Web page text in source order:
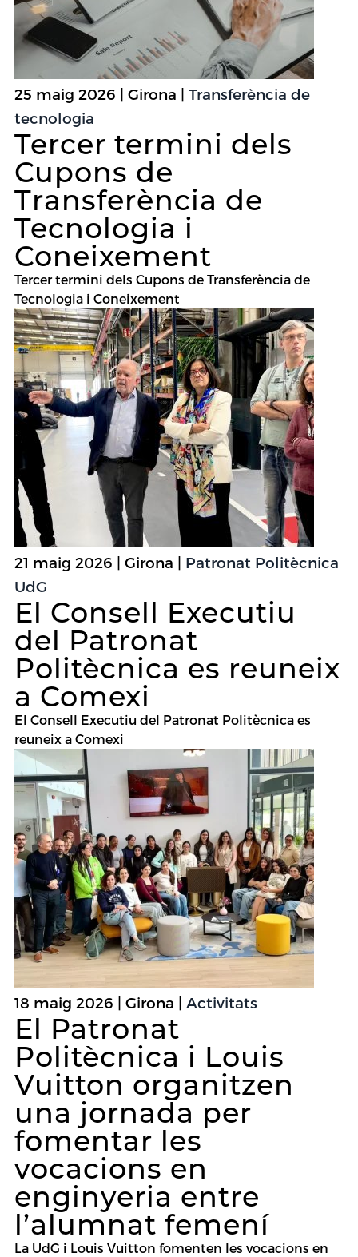
25 maig 2026 | Girona | Transferència de
tecnologia
Tercer termini dels
Cupons de
Transferència de
Tecnologia i
Coneixement
Tercer termini dels Cupons de Transferència de
Tecnologia i Coneixement
21 maig 2026 | Girona | Patronat Politècnica
UdG
El Consell Executiu
del Patronat
Politècnica es reuneix
a Comexi
El Consell Executiu del Patronat Politècnica es
reuneix a Comexi
18 maig 2026 | Girona | Activitats
El Patronat
Politècnica i Louis
Vuitton organitzen
una jornada per
fomentar les
vocacions en
enginyeria entre
l’alumnat femení
La UdG i Louis Vuitton fomenten les vocacions en